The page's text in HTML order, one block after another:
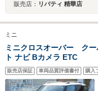
販売店： リバティ 精華店
ミニ
ミニクロスオーバー ク
ト ナビ Bカメラ ETC
販売店保証 車両品質評価書付 購入